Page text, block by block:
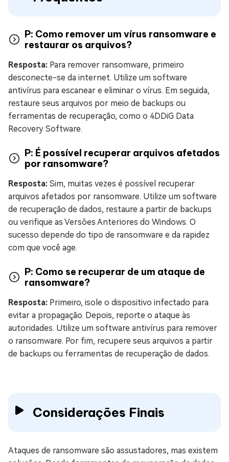
P: Como remover um vírus ransomware e
restaurar os arquivos?
Resposta: Para remover ransomware, primeiro
desconecte-se da internet. Utilize um software
antivírus para escanear e eliminar o vírus. Em seguida,
restaure seus arquivos por meio de backups ou
ferramentas de recuperação, como o 4DDiG Data
Recovery Software.
P: É possível recuperar arquivos afetados
por ransomware?
Resposta: Sim, muitas vezes é possível recuperar
arquivos afetados por ransomware. Utilize um software
de recuperação de dados, restaure a partir de backups
ou verifique as Versões Anteriores do Windows. O
sucesso depende do tipo de ransomware e da rapidez
com que você age.
P: Como se recuperar de um ataque de
ransomware?
Resposta: Primeiro, isole o dispositivo infectado para
evitar a propagação. Depois, reporte o ataque às
autoridades. Utilize um software antivírus para remover
o ransomware. Por fim, recupere seus arquivos a partir
de backups ou ferramentas de recuperação de dados.
Considerações Finais
Ataques de ransomware são assustadores, mas existem